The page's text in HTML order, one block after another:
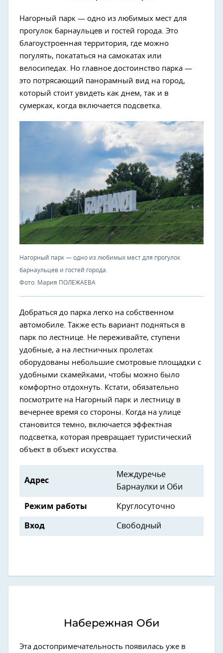
Нагорный парк — одно из любимых мест для
прогулок барнаульцев и гостей города. Это
благоустроенная территория, где можно
погулять, покататься на самокатах или
велосипедах. Но главное достоинство парка —
это потрясающий панорамный вид на город,
который стоит увидеть как днем, так и в
сумерках, когда включается подсветка.
Нагорный парк — одно из любимых мест для прогулок
барнаульцев и гостей города.
Фото: Мария ПОЛЕЖАЕВА
Добраться до парка легко на собственном
автомобиле. Также есть вариант подняться в
парк по лестнице. Не переживайте, ступени
удобные, а на лестничных пролетах
оборудованы небольшие смотровые площадки с
удобными скамейками, чтобы можно было
комфортно отдохнуть. Кстати, обязательно
посмотрите на Нагорный парк и лестницу в
вечернее время со стороны. Когда на улице
становится темно, включается эффектная
подсветка, которая превращает туристический
объект в объект искусства.
Адрес
Междуречье
Барнаулки и Оби
Режим работы Круглосуточно
Вход Свободный
Набережная Оби
Эта достопримечательность появилась уже в